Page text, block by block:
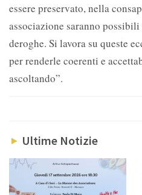
essere preservato, nella
associazione saranno possibili
deroghe. Si lavora su queste
per renderle coerenti e
ascoltando”.
Ultime Notizie